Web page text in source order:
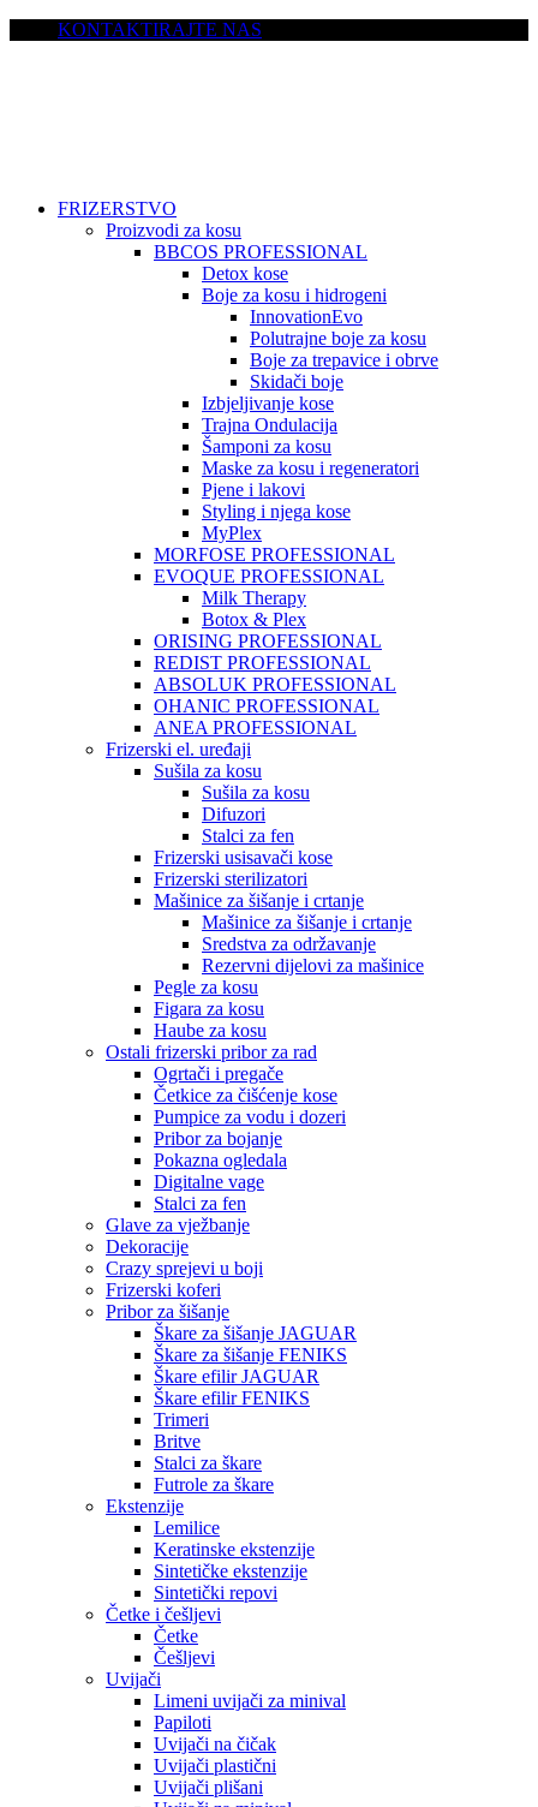
KONTAKTIRAJTE NAS
FRIZERSTVO
Proizvodi za kosu
BBCOS PROFESSIONAL
Detox kose
Boje za kosu i hidrogeni
InnovationEvo
Polutrajne boje za kosu
Boje za trepavice i obrve
Skidači boje
Izbjeljivanje kose
Trajna Ondulacija
Šamponi za kosu
Maske za kosu i regeneratori
Pjene i lakovi
Styling i njega kose
MyPlex
MORFOSE PROFESSIONAL
EVOQUE PROFESSIONAL
Milk Therapy
Botox & Plex
ORISING PROFESSIONAL
REDIST PROFESSIONAL
ABSOLUK PROFESSIONAL
OHANIC PROFESSIONAL
ANEA PROFESSIONAL
Frizerski el. uređaji
Sušila za kosu
Sušila za kosu
Difuzori
Stalci za fen
Frizerski usisavači kose
Frizerski sterilizatori
Mašinice za šišanje i crtanje
Mašinice za šišanje i crtanje
Sredstva za održavanje
Rezervni dijelovi za mašinice
Pegle za kosu
Figara za kosu
Haube za kosu
Ostali frizerski pribor za rad
Ogrtači i pregače
Četkice za čišćenje kose
Pumpice za vodu i dozeri
Pribor za bojanje
Pokazna ogledala
Digitalne vage
Stalci za fen
Glave za vježbanje
Dekoracije
Crazy sprejevi u boji
Frizerski koferi
Pribor za šišanje
Škare za šišanje JAGUAR
Škare za šišanje FENIKS
Škare efilir JAGUAR
Škare efilir FENIKS
Trimeri
Britve
Stalci za škare
Futrole za škare
Ekstenzije
Lemilice
Keratinske ekstenzije
Sintetičke ekstenzije
Sintetički repovi
Četke i češljevi
Četke
Češljevi
Uvijači
Limeni uvijači za minival
Papiloti
Uvijači na čičak
Uvijači plastični
Uvijači plišani